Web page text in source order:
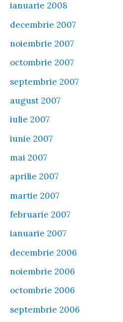
ianuarie 2008
decembrie 2007
noiembrie 2007
octombrie 2007
septembrie 2007
august 2007
iulie 2007
iunie 2007
mai 2007
aprilie 2007
martie 2007
februarie 2007
ianuarie 2007
decembrie 2006
noiembrie 2006
octombrie 2006
septembrie 2006